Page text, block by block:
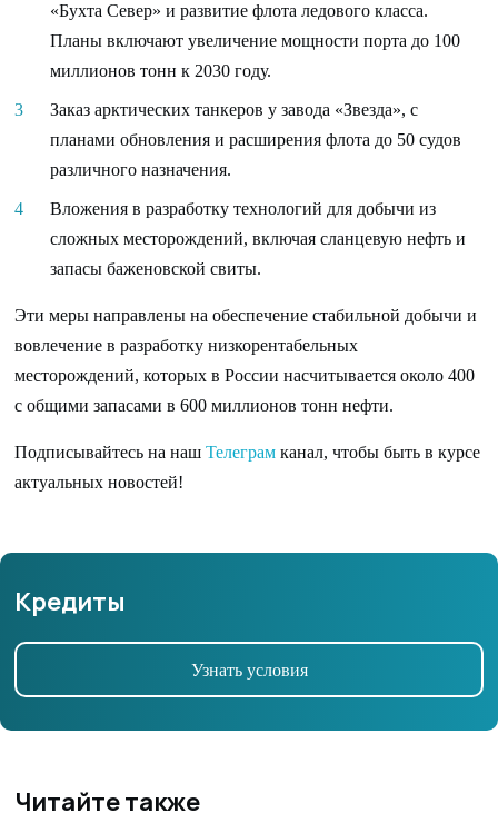
«Бухта Север» и развитие флота ледового класса.
Планы включают увеличение мощности порта до 100
миллионов тонн к 2030 году.
Заказ арктических танкеров у завода «Звезда», с
планами обновления и расширения флота до 50 судов
различного назначения.
Вложения в разработку технологий для добычи из
сложных месторождений, включая сланцевую нефть и
запасы баженовской свиты.
Эти меры направлены на обеспечение стабильной добычи и
вовлечение в разработку низкорентабельных
месторождений, которых в России насчитывается около 400
с общими запасами в 600 миллионов тонн нефти.
Подписывайтесь на наш Телеграм канал, чтобы быть в курсе
актуальных новостей!
Кредиты
Узнать условия
Читайте также